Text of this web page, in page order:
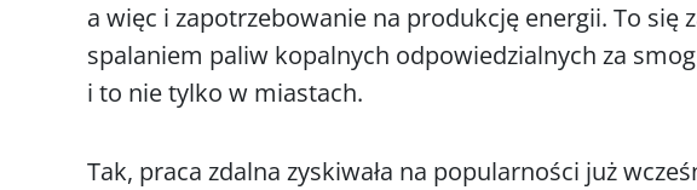
a więc i zapotrzebowanie na produkcję energii. To się
spalaniem paliw kopalnych odpowiedzialnych za
i to nie tylko w miastach.
Tak, praca zdalna zyskiwała na popularności już